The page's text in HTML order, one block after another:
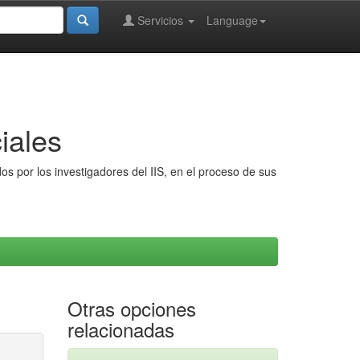
Language
Servicios
por los investigadores del IIS, en el proceso de sus
Otras opciones
relacionadas